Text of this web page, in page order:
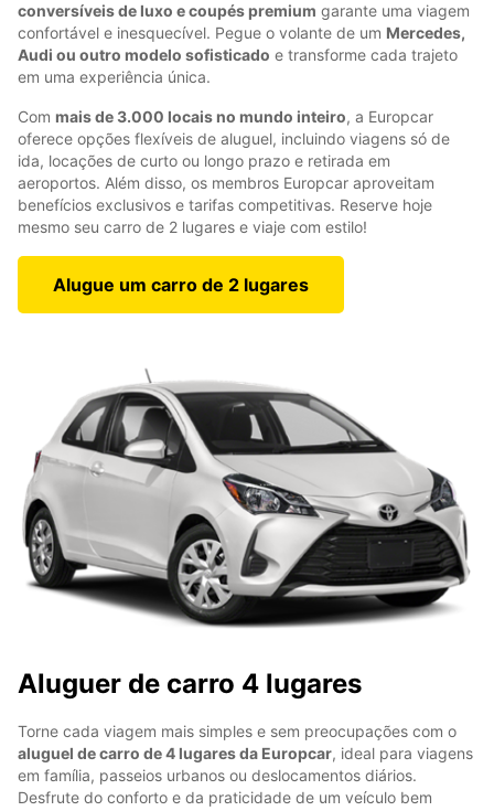
conversíveis de luxo e coupés premium garante uma viagem
confortável e inesquecível. Pegue o volante de um Mercedes,
Audi ou outro modelo sofisticado e transforme cada trajeto
em uma experiência única.
Com mais de 3.000 locais no mundo inteiro, a Europcar
oferece opções flexíveis de aluguel, incluindo viagens só de
ida, locações de curto ou longo prazo e retirada em
aeroportos. Além disso, os membros Europcar aproveitam
benefícios exclusivos e tarifas competitivas. Reserve hoje
mesmo seu carro de 2 lugares e viaje com estilo!
Alugue um carro de 2 lugares
Aluguer de carro 4 lugares
Torne cada viagem mais simples e sem preocupações com o
aluguel de carro de 4 lugares da Europcar, ideal para viagens
em família, passeios urbanos ou deslocamentos diários.
Desfrute do conforto e da praticidade de um veículo bem